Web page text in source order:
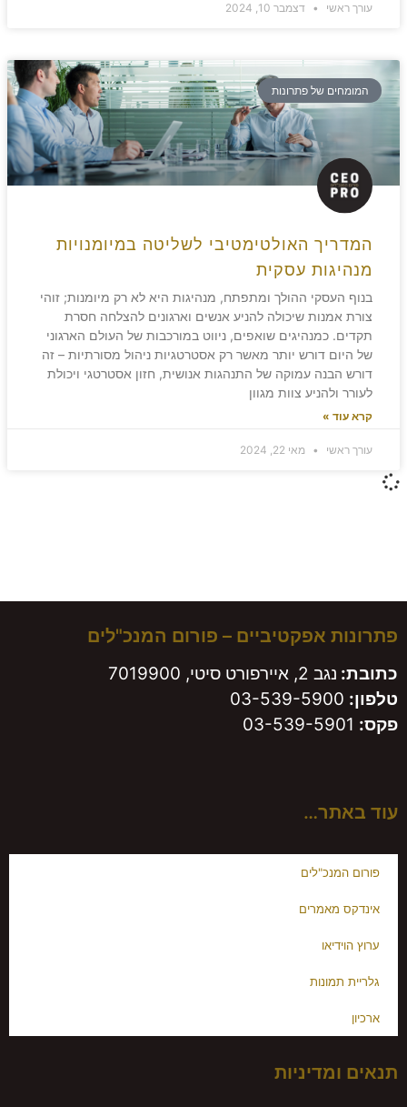
עורך ראשי דצמבר 10, 2024
המומחים של פתרונות
המדריך האולטימטיבי לשליטה במיומנויות
מנהיגות עסקית
בנוף העסקי ההולך ומתפתח, מנהיגות היא לא רק מיומנות; זוהי
צורת אמנות שיכולה להניע אנשים וארגונים להצלחה חסרת
תקדים. כמנהיגים שואפים, ניווט במורכבות של העולם הארגוני
של היום דורש יותר מאשר רק אסטרטגיות ניהול מסורתיות – זה
דורש הבנה עמוקה של התנהגות אנושית, חזון אסטרטגי ויכולת
לעורר ולהניע צוות מגוון
קרא עוד »
עורך ראשי מאי 22, 2024
פתרונות אפקטיביים – פורום המנכ"לים
כתובת: נגב 2, איירפורט סיטי, 7019900
טלפון: 03-539-5900
פקס:
עוד באתר…
פורום המנכ"לים
אינדקס מאמרים
ערוץ הוידיאו
גלריית תמונות
ארכיון
תנאים ומדיניות